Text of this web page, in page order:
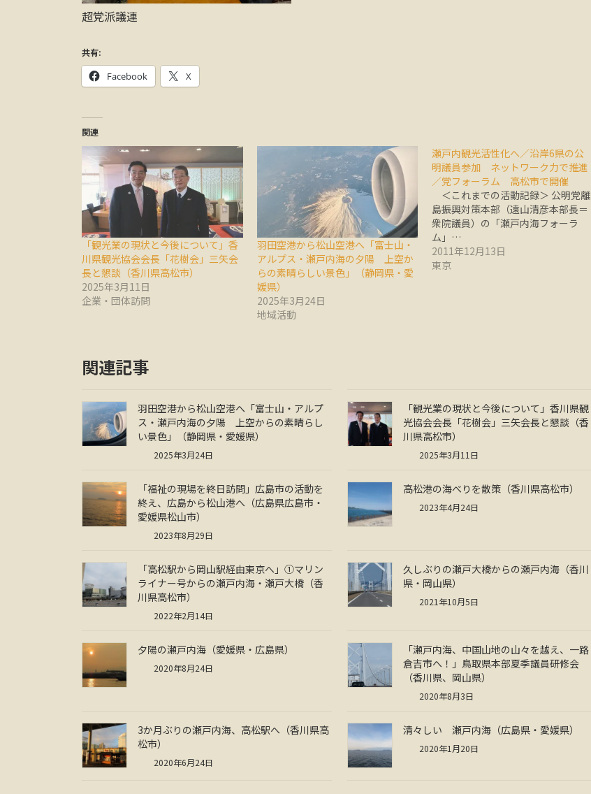
超党派議連
共有:
Facebook X
関連
「観光業の現状と今後について」香
川県観光協会会長「花樹会」三矢会
長と懇談（香川県高松市）
2025年3月11日
企業・団体訪問
羽田空港から松山空港へ「富士山・
アルプス・瀬戸内海の夕陽 上空か
らの素晴らしい景色」（静岡県・愛
媛県）
2025年3月24日
地域活動
瀬戸内観光活性化へ／沿岸6県の公
明議員参加 ネットワーク力で推進
／党フォーラム 高松市で開催
＜これまでの活動記録＞ 公明党離
島振興対策本部（遠山清彦本部長＝
衆院議員）の「瀬戸内海フォーラ
ム」…
2011年12月13日
東京
関連記事
羽田空港から松山空港へ「富士山・アルプ
ス・瀬戸内海の夕陽 上空からの素晴らし
い景色」（静岡県・愛媛県）
2025年3月24日
「観光業の現状と今後について」香川県観
光協会会長「花樹会」三矢会長と懇談（香
川県高松市）
2025年3月11日
「福祉の現場を終日訪問」広島市の活動を
終え、広島から松山港へ（広島県広島市・
愛媛県松山市）
2023年8月29日
高松港の海べりを散策（香川県高松市）
2023年4月24日
「高松駅から岡山駅経由東京へ」①マリン
ライナー号からの瀬戸内海・瀬戸大橋（香
川県高松市）
2022年2月14日
久しぶりの瀬戸大橋からの瀬戸内海（香川
県・岡山県）
2021年10月5日
夕陽の瀬戸内海（愛媛県・広島県）
2020年8月24日
「瀬戸内海、中国山地の山々を越え、一路
倉吉市へ！」鳥取県本部夏季議員研修会
（香川県、岡山県）
2020年8月3日
3か月ぶりの瀬戸内海、高松駅へ（香川県高
松市）
2020年6月24日
清々しい 瀬戸内海（広島県・愛媛県）
2020年1月20日